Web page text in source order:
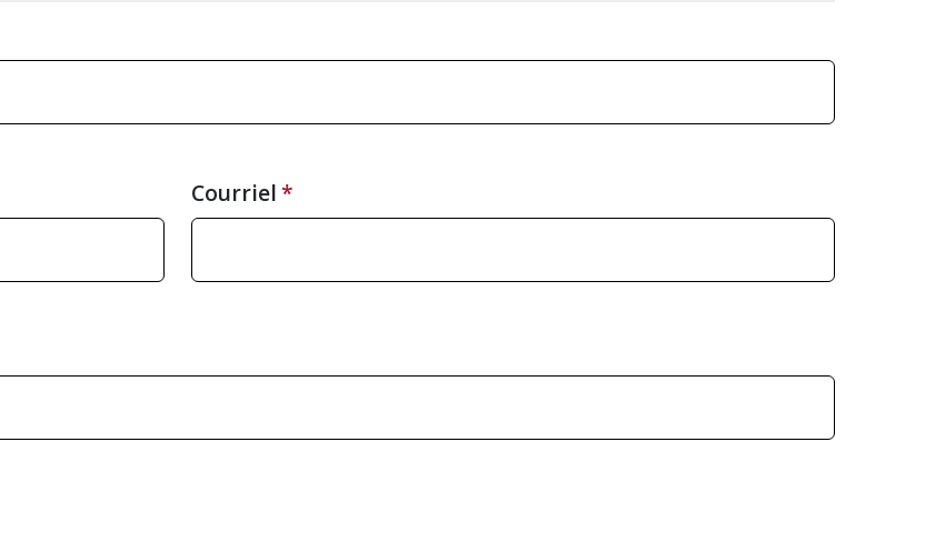
Courriel